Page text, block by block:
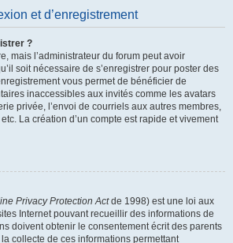
et d’enregistrement
?
mais l’administrateur du forum peut avoir
soit nécessaire de s’enregistrer pour poster des
vous permet de bénéficier de
inaccessibles aux invités comme les avatars
privée, l’envoi de courriels aux autres membres,
La création d’un compte est rapide et vivement
Privacy Protection Actde 1998) est une loi aux
Internet pouvant recueillir des informations de
doivent obtenir le consentement écrit des parents
collecte de ces informations permettant